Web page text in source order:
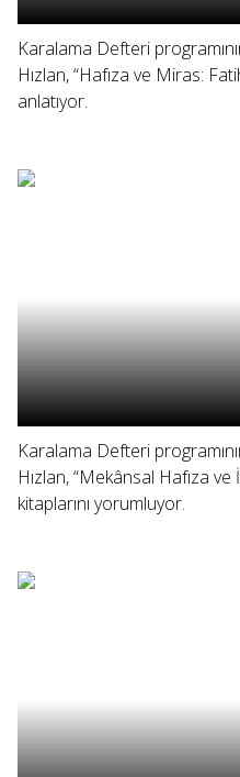
Karalama Defteri
Hızlan, “Hafıza ve Miras:
anlatıyor.
Karalama Defteri
Hızlan, “Mekânsal Hafıza
kitaplarını yorumluyor.